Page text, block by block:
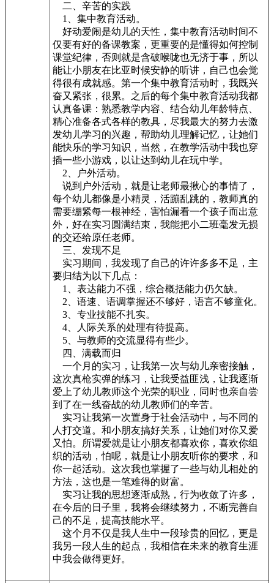
二、辛苦的实践
1、集中教育活动。
好动爱闹是幼儿的天性，集中教育活动时间不
仅要有好的备课教案，更重要的是懂得如何控制
课堂纪律，否则就是含破喉咙也无济于事，所以
能让小朋友在比亚时候安静的听讲，自己也会觉
得很有成就感。第一个集中教育活动时，我既兴
奋又紧张，很累。之后的每个集中教育活动我都
认真备课：熟悉教学内容、结合幼儿年龄特点、
精心准备各式各样的教具，尽我最大的努力去激
发幼儿学习的兴趣，帮助幼儿理解记忆，让她们
能快乐的学习知识，当然，在教学活动中我也穿
插一些小游戏，以让达到幼儿在玩中学。
2、户外活动。
说到户外活动，就是让老师最揪心的事情了，
每个幼儿都像是小精灵，活蹦乱跳的，教师真的
需要绷紧每一根神经，害怕漏看一个孩子而出意
外，好在实习圆满结束，我能把小二班毫发无损
的交还给原任老师。
三、发现不足
实习期间，我发现了自己的许许多多不足，主
要归结为以下几点：
1、表达能力不强，综合概括能力仍欠缺。
2、语速、语调掌握还不够好，语言不够童化。
3、专业技能不扎实。
4、人际关系的处理有待提高。
5、与教师的交流显得有些少。
四、满载而归
一个月的实习，让我第一次与幼儿亲密接触，
这次真枪实弹的练习，让我受益匪浅，让我逐渐
爱上了幼儿教师这个光荣的职业，同时也亲自尝
到了在一线奋战的幼儿教师们的辛苦。
实习让我第一次置身于社会活动中，与不同的
人打交道。和小朋友搞好关系，让她们对你又爱
又怕。所谓爱就是让小朋友都喜欢你，喜欢你组
织的活动，怕呢，就是让小朋友听你的要求，和
你一起活动。这次我也掌握了一些与幼儿相处的
方法，这也是一笔难得的财富。
实习让我的思想逐渐成熟，行为收敛了许多，
在今后的日子里，我将会继续努力，不断完善自
己的不足，提高技能水平。
这个月不仅是我人生中一段珍贵的回忆，更是
我另一段人生的起点，我相信在未来的教育生涯
中我会做得更好。